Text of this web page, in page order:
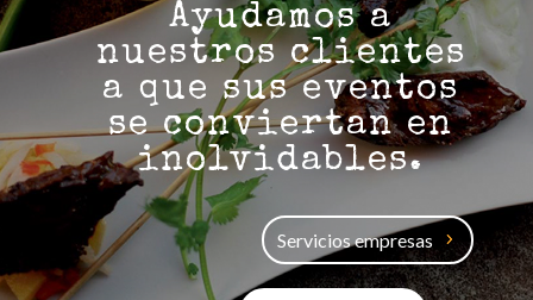
Ayudamos a
nuestros clientes
a que sus eventos
se conviertan en
inolvidables.
Servicios empresas